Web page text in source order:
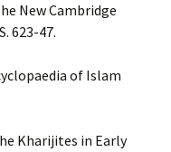
New Cambridge
623-47.
of Islam
Kharijites in Early